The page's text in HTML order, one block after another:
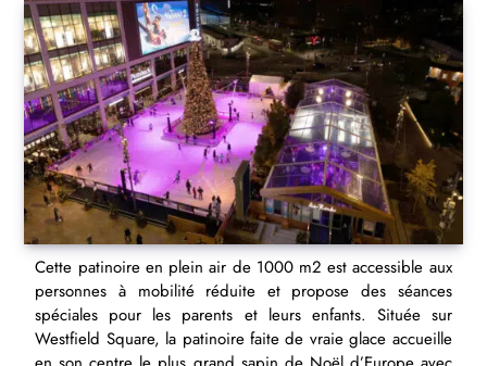
Cette patinoire en plein air de 1000 m2 est accessible aux
personnes à mobilité réduite et propose des séances
spéciales pour les parents et leurs enfants. Située sur
Westfield Square, la patinoire faite de vraie glace accueille